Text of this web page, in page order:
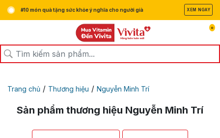
#10 món quà tặng sức khỏe ý nghĩa cho người già XEM NGAY
0
Trang chủ / Thương hiệu / Nguyễn Minh Trí
Sản phẩm thương hiệu Nguyễn Minh Trí